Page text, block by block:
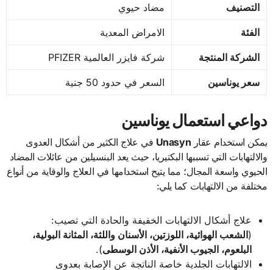
التصنيف مضاد حيوي
الفئة الامراض المعدية
الشركة المنتجة شركة فايزر العالمية PFIZER
سعر يوناسين السعر في حدود 50 جنية
دواعي استعمال يوناسين
يمكن استخدام عقار Unasyn في علاج الكثير من أشكال العدوى
والالتهابات التي تسببها البكتيريا، حيث يعد البنسيلين من عائلات المضاد
الحيوي واسعة المجال؛ مما يتيح استخدامها في العلاج والوقاية من أنواع
مختلفة من الالتهابات كما يلي:
علاج أشكال الالتهابات الخفيفة والحادة التي تصيب:
(الشعب الهوائية، اللوزتين، الأسنان واللثة، المثانة البولية،
البلعوم، الجيوب الأنفية، الأذن الوسطى).
الالتهابات الجلدية خاصة الناتجة عن الإصابة بعدوى